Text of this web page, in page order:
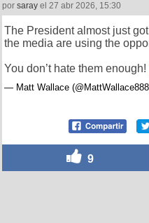
por saray el 27 abr 2026, 15:30
The President almost just
the media are using the
You don’t hate them enough!
— Matt Wallace
9